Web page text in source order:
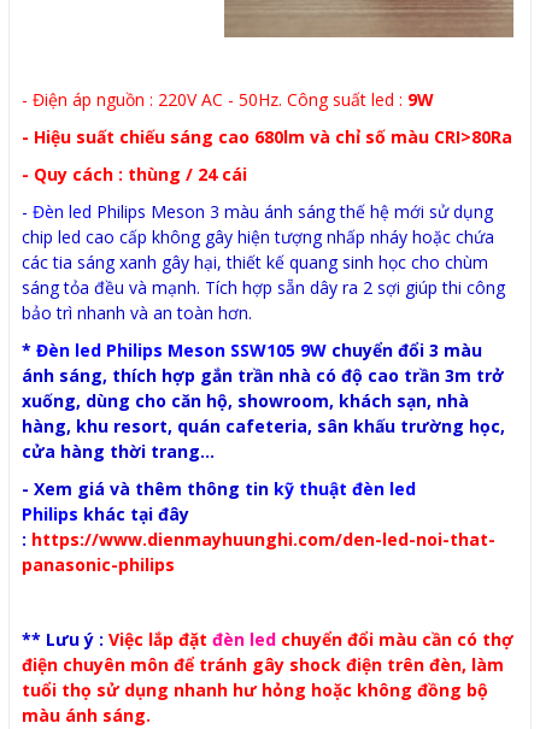
- Điện áp nguồn : 220V AC - 50Hz. Công suất led : 9W
- Hiệu suất chiếu sáng cao 680lm và chỉ số màu CRI>80Ra
- Quy cách : thùng / 24 cái
- Đèn led Philips Meson 3 màu ánh sáng thế hệ mới sử dụng
chip led cao cấp không gây hiện tượng nhấp nháy hoặc chứa
các tia sáng xanh gây hại, thiết kế quang sinh học cho chùm
sáng tỏa đều và mạnh. Tích hợp sẵn dây ra 2 sợi giúp thi công
bảo trì nhanh và an toàn hơn.
* Đèn led Philips Meson SSW105 9W chuyển đổi 3 màu
ánh sáng, thích hợp gắn trần nhà có độ cao trần 3m trở
xuống, dùng cho căn hộ, showroom, khách sạn, nhà
hàng, khu resort, quán cafeteria, sân khấu trường học,
cửa hàng thời trang...
- Xem giá và thêm thông tin kỹ thuật đèn led
Philips khác tại đây
: https://www.dienmayhuunghi.com/den-led-noi-that-
panasonic-philips
** Lưu ý : Việc lắp đặt đèn led chuyển đổi màu cần có thợ
điện chuyên môn để tránh gây shock điện trên đèn, làm
tuổi thọ sử dụng nhanh hư hỏng hoặc không đồng bộ
màu ánh sáng.